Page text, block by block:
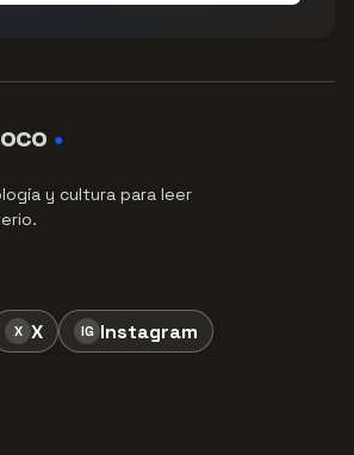
●
y cultura para leer
X X IG Instagram